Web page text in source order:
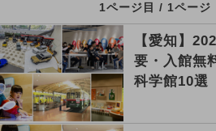
1ページ目 / 1ページ
【愛知】
要・入館無
科学館10選